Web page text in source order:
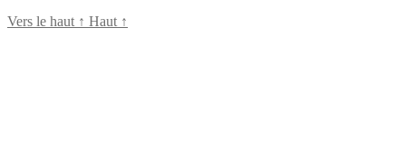
Vers le haut ↑ Haut ↑